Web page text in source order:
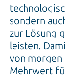
sondern
zur Lösung
leisten.
von morgen
Mehrwert